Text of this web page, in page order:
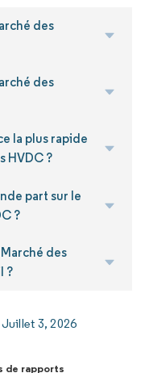
des
des
la plus rapide
HVDC ?
part sur le
?
des
?
Juillet 3, 2026
de rapports